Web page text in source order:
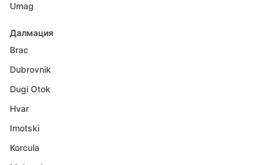
Umag
Далмация
Brac
Dubrovnik
Dugi Otok
Hvar
Imotski
Korcula